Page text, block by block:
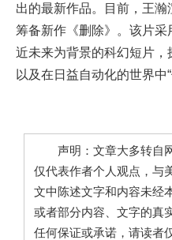
出的最新作品。目前，王
筹备新作《删除》。该片
近未来为背景的科幻短片，
以及在日益自动化的世界中
声明：文章大多转自网
仅代表作者个人观点，与
文中陈述文字和内容未经
或者部分内容、文字的真
任何保证或承诺，请读者